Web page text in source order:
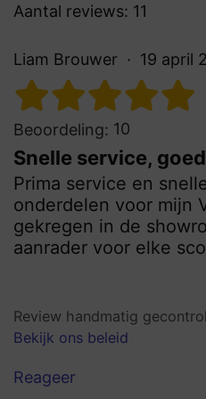
Aantal reviews: 11
Liam Brouwer 19 april
Beoordeling: 10
Snelle service,
Prima service en
onderdelen voor mijn
gekregen in de
aanrader voor elke
Review handmatig
Bekijk ons beleid
Reageer